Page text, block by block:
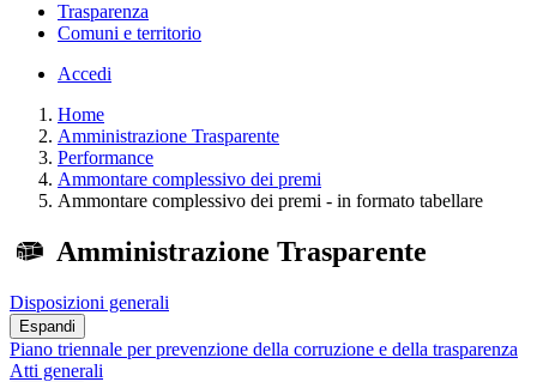
Trasparenza
Comuni e territorio
Accedi
Home
Amministrazione Trasparente
Performance
Ammontare complessivo dei premi
Ammontare complessivo dei premi - in formato tabellare
Amministrazione Trasparente
Disposizioni generali
Espandi
Piano triennale per prevenzione della corruzione e della trasparenza
Atti generali